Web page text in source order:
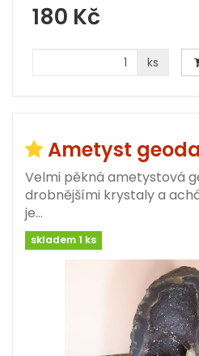
180 Kč
ks
Ametyst
Velmi pěkná ametystová
drobnějšími krystaly a
je…
skladem 1 ks